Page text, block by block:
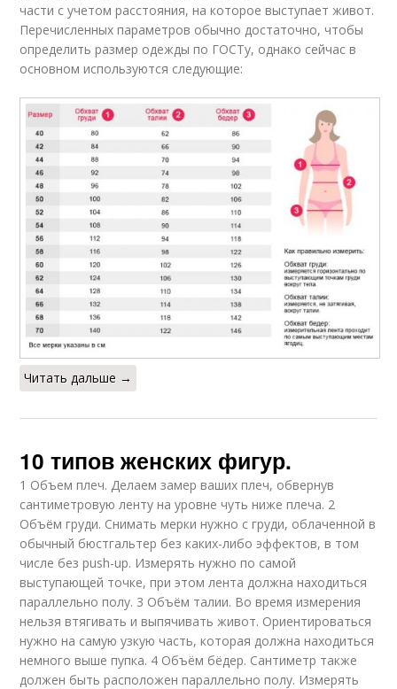
части с учетом расстояния, на которое выступает живот.
Перечисленных параметров обычно достаточно, чтобы
определить размер одежды по ГОСТу, однако сейчас в
основном используются следующие:
Читать дальше →
10 типов женских фигур.
1 Объем плеч. Делаем замер ваших плеч, обвернув
сантиметровую ленту на уровне чуть ниже плеча. 2
Объём груди. Снимать мерки нужно с груди, облаченной в
обычный бюстгальтер без каких-либо эффектов, в том
числе без push-up. Измерять нужно по самой
выступающей точке, при этом лента должна находиться
параллельно полу. 3 Объём талии. Во время измерения
нельзя втягивать и выпячивать живот. Ориентироваться
нужно на самую узкую часть, которая должна находиться
немного выше пупка. 4 Объём бёдер. Сантиметр также
должен быть расположен параллельно полу. Измерять